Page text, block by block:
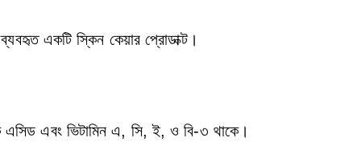
একটি স্কিন কেয়ার প্রোডাক্ট।
এসিড এবং ভিটামিন এ, সি, ই, ও বি-৩ থাকে।